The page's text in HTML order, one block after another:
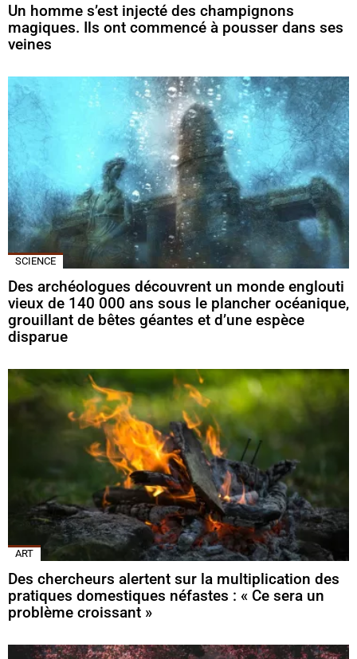
Un homme s’est injecté des champignons
magiques. Ils ont commencé à pousser dans ses
veines
SCIENCE
Des archéologues découvrent un monde englouti
vieux de 140 000 ans sous le plancher océanique,
grouillant de bêtes géantes et d’une espèce
disparue
ART
Des chercheurs alertent sur la multiplication des
pratiques domestiques néfastes : « Ce sera un
problème croissant »